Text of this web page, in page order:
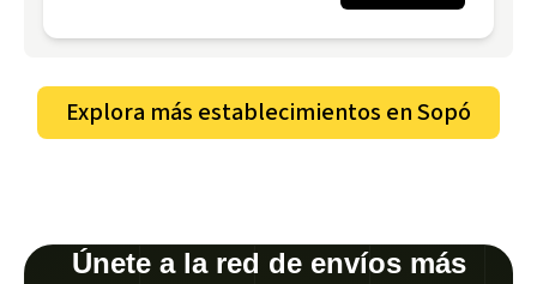
Explora más establecimientos enSopó
Únete a la red de envíos más